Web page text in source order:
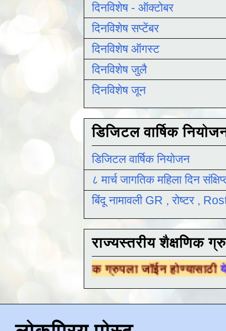
दिनविशेष - ऑक्टोबर
दिनविशेष सप्टेंबर
दिनविशेष ऑगस्ट
दिनविशेष जुलै
दिनविशेष जून
डिजिटल वार्षिक
डिजिटल वार्षिक नियोजन
८ मार्च जागतिक महिला दिन
बिंदू नामावली GR , रोष्टर ,
राज्यस्तरीय शैक्षणिक
शैक्षणिक ग्रुपला जॉईन होण्यासाठीयेथे क्लिक